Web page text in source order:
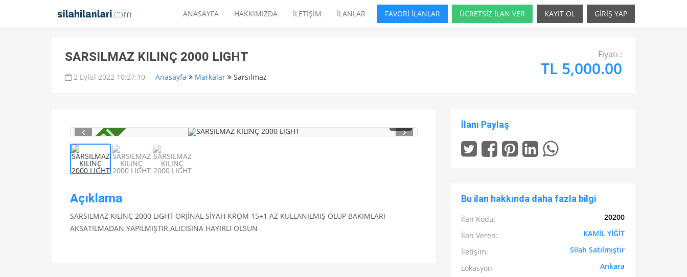
ANASAYFA HAKKIMIZDA İLETİŞİM İLANLAR FAVORİ İLANLAR ÜCRETSİZ İLAN VER KAYIT OL GİRİŞ YAP
SARSILMAZ KILINÇ 2000 LIGHT
2 Eylül 2022 10:27:10 Anasayfa Markalar Sarsılmaz
Fiyatı :
TL 5,000.00
1/ 3
Açıklama
SARSILMAZ KILINÇ 2000 LIGHT ORJİNAL SİYAH KROM 15+1 AZ KULLANILMIŞ OLUP BAKIMLARI
AKSATILMADAN YAPILMIŞTIR.ALICISINA HAYIRLI OLSUN
İlanı Paylaş
Bu ilan hakkında daha fazla bilgi
İlan Kodu:
20200
İlan Veren:
KAMİL YİĞİT
İletişim:
Silah Satılmıştır
Lokasyon
Ankara